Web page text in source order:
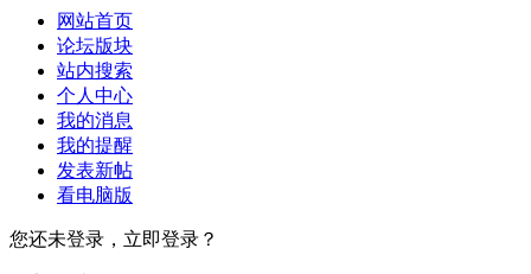
网站首页
论坛版块
站内搜索
个人中心
我的消息
我的提醒
发表新帖
看电脑版
您还未登录，立即登录？